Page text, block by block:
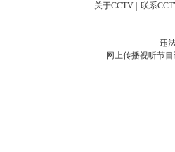
关于CCTV 联系
违
网上传播视听节